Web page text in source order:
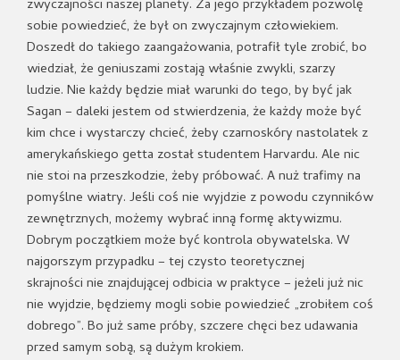
zwyczajności naszej planety. Za jego przykładem pozwolę
sobie powiedzieć, że był on zwyczajnym człowiekiem.
Doszedł do takiego zaangażowania, potrafił tyle zrobić, bo
wiedział, że geniuszami zostają właśnie zwykli, szarzy
ludzie. Nie każdy będzie miał warunki do tego, by być jak
Sagan – daleki jestem od stwierdzenia, że każdy może być
kim chce i wystarczy chcieć, żeby czarnoskóry nastolatek z
amerykańskiego getta został studentem Harvardu. Ale nic
nie stoi na przeszkodzie, żeby próbować. A nuż trafimy na
pomyślne wiatry. Jeśli coś nie wyjdzie z powodu czynników
zewnętrznych, możemy wybrać inną formę aktywizmu.
Dobrym początkiem może być kontrola obywatelska. W
najgorszym przypadku – tej czysto teoretycznej
skrajności nie znajdującej odbicia w praktyce – jeżeli już nic
nie wyjdzie, będziemy mogli sobie powiedzieć „zrobiłem coś
dobrego”. Bo już same próby, szczere chęci bez udawania
przed samym sobą, są dużym krokiem.